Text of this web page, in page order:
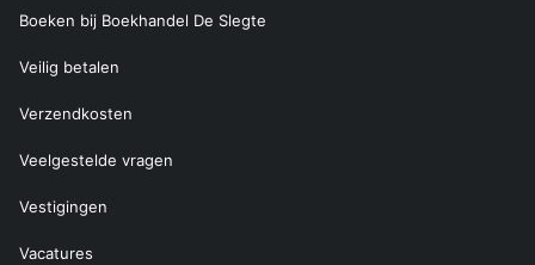
Boeken bij Boekhandel De Slegte
Veilig betalen
Verzendkosten
Veelgestelde vragen
Vestigingen
Vacatures